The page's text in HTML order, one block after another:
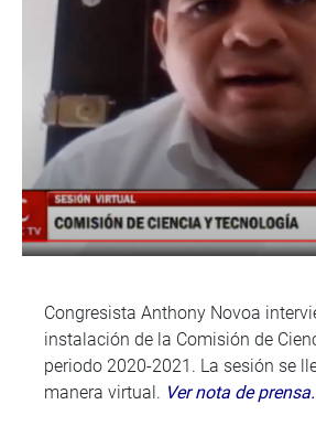
Congresista Anthony Novoa
instalación de la Comisión de
periodo 2020-2021. La sesión se
manera virtual. Ver nota de prensa.